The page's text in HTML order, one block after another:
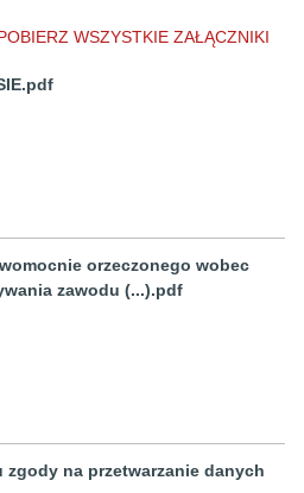
WSZYSTKIE ZAŁĄCZNIKI
orzeczonego wobec
zawodu (...).pdf
na przetwarzanie danych